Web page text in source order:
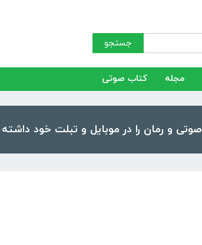
جستجو
مجله کتاب صوتی